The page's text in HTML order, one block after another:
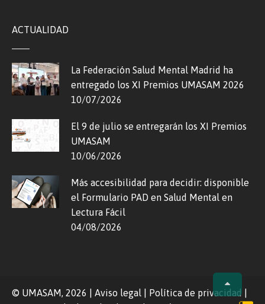
ACTUALIDAD
La Federación Salud Mental Madrid ha
entregado los XI Premios UMASAM 2026
10/07/2026
El 9 de julio se entregarán los XI Premios
UMASAM
10/06/2026
Más accesibilidad para decidir: disponible
el Formulario PAD en Salud Mental en
Lectura Fácil
04/08/2026
© UMASAM, 2026 Aviso legal Política de privacidad